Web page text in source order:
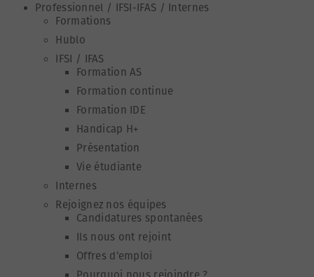
Professionnel / IFSI-IFAS / Internes
Formations
Hublo
IFSI / IFAS
Formation AS
Formation continue
Formation IDE
Handicap H+
Présentation
Vie étudiante
Internes
Rejoignez nos équipes
Candidatures spontanées
Ils nous ont rejoint
Offres d’emploi